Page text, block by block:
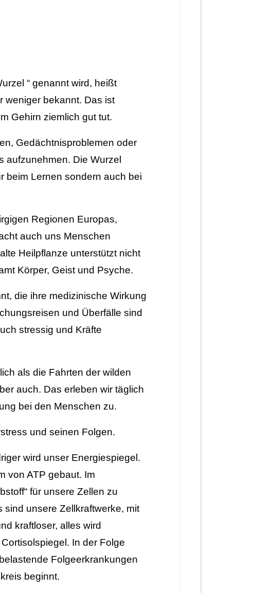
“ genannt wird, heißt
weniger bekannt. Das ist
Gehirn ziemlich gut tut.
Gedächtnisproblemen oder
aufzunehmen. Die Wurzel
beim Lernen sondern auch bei
Regionen Europas,
auch uns Menschen
Heilpflanze unterstützt nicht
Körper, Geist und Psyche.
die ihre medizinische Wirkung
und Überfälle sind
stressig und Kräfte
als die Fahrten der wilden
auch. Das erleben wir täglich
bei den Menschen zu.
und seinen Folgen.
wird unser Energiespiegel.
von ATP gebaut. Im
für unsere Zellen zu
unsere Zellkraftwerke, mit
kraftloser, alles wird
In der Folge
Folgeerkrankungen
beginnt.